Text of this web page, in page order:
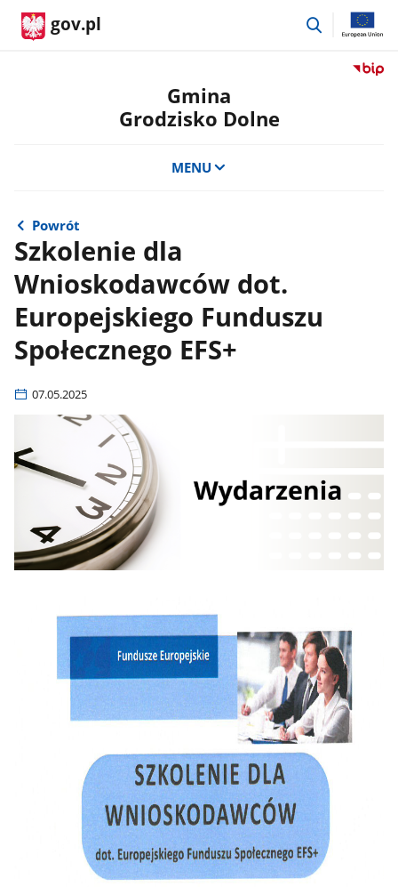
gov.pl
przejdź
Przejdź
Gmina
Grodzisko Dolne
MENU
Powrót
Szkolenie dla
Wnioskodawców dot.
Europejskiego Funduszu
Społecznego EFS+
07.05.2025